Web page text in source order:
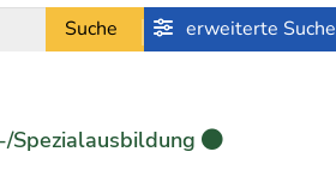
Suche erweiterte Suche
Spezialausbildung